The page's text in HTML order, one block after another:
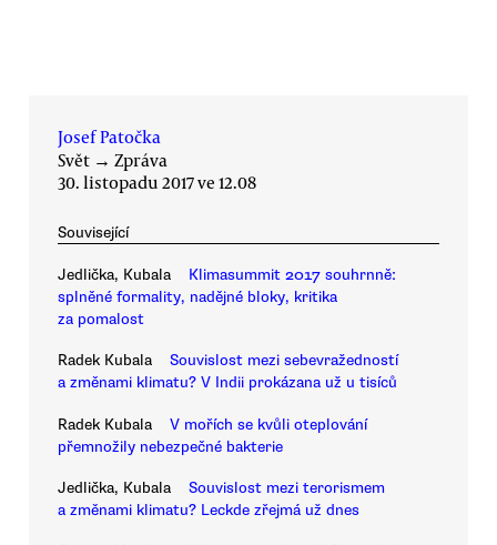
Josef Patočka
Svět → Zpráva
30. listopadu 2017 ve 12.08
Související
Jedlička, Kubala
Klimasummit 2017 souhrnně:
splněné formality, nadějné bloky, kritika
za pomalost
Radek Kubala
Souvislost mezi sebevražedností
a změnami klimatu? V Indii prokázana už u tisíců
Radek Kubala
V mořích se kvůli oteplování
přemnožily nebezpečné bakterie
Jedlička, Kubala
Souvislost mezi terorismem
a změnami klimatu? Leckde zřejmá už dnes